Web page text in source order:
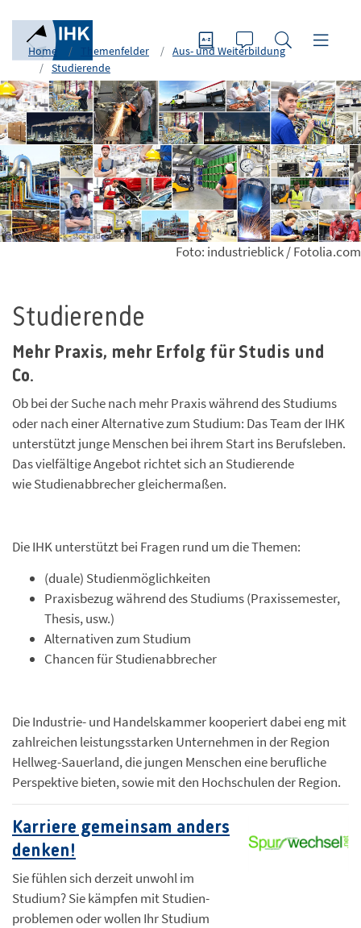
Home Themenfelder
Aus- und Weiterbildung
Studierende
Foto: industrieblick - stock.adobe.com
Foto: industrieblick / Fotolia.com
Studierende
Mehr Praxis, mehr Erfolg für Studis und
Co.
Ob bei der Suche nach mehr Praxis während des Studiums
oder nach einer Alternative zum Studium: Das Team der IHK
unterstützt junge Menschen bei ihrem Start ins Berufsleben.
Das vielfältige Angebot richtet sich an Studierende
wie Studienabbrecher gleichermaßen.
Die IHK unterstützt bei Fragen rund um die Themen:
(duale) Studienmöglichkeiten
Praxisbezug während des Studiums (Praxissemester,
Thesis, usw.)
Alternativen zum Studium
Chancen für Studienabbrecher
Die Industrie- und Handelskammer kooperiert dabei eng mit
zahlreichen leistungsstarken Unternehmen in der Region
Hellweg-Sauerland, die jungen Menschen eine berufliche
Perspektive bieten, sowie mit den Hochschulen der Region.
Karriere gemeinsam anders
denken!
Sie fühlen sich derzeit unwohl im
Studium? Sie kämpfen mit Studien-
problemen oder wollen Ihr Studium